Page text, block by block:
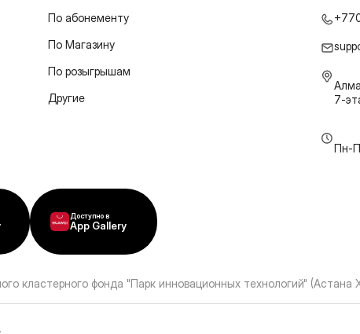
По абонементу
По Магазину
По розыгрышам
Другие
7-
Пн-
Доступно в
App Gallery
кластерного фонда "Парк инновационных технологий" (Астана
.